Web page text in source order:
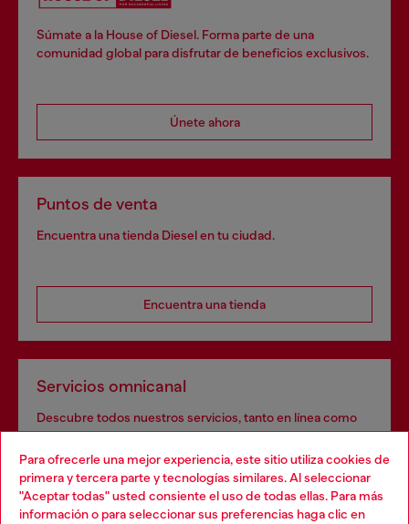
Para ofrecerle una mejor experiencia, este sitio utiliza cookies de
primera y tercera parte y tecnologías similares. Al seleccionar
"Aceptar todas" usted consiente el uso de todas ellas. Para más
información o para seleccionar sus preferencias haga clic en
Súmate a la House of Diesel. Forma parte de una
comunidad global para disfrutar de beneficios exclusivos.
Únete ahora
Puntos de venta
Encuentra una tienda Diesel en tu ciudad.
Encuentra una tienda
Servicios omnicanal
Descubre todos nuestros servicios, tanto en línea como
en la tienda.
Descubre más
Choose your location